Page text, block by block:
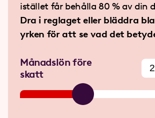
istället får behålla 80 % av din
Dra i reglaget eller bläddra
yrken för att se vad det
Månadslön före
skatt